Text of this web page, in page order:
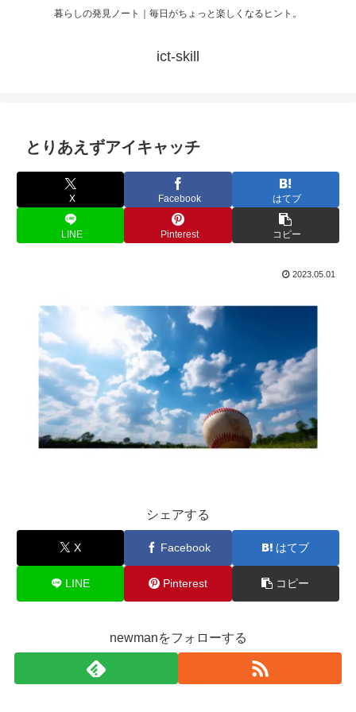
暮らしの発見ノート｜毎日がちょっと楽しくなるヒント。
ict-skill
とりあえずアイキャッチ
X Facebook はてブ
LINE Pinterest コピー
2023.05.01
シェアする
X Facebook はてブ
LINE Pinterest コピー
newmanをフォローする